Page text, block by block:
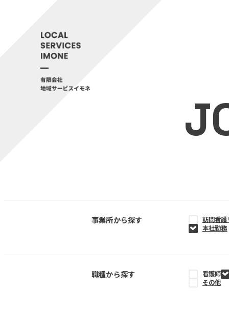
事業所から探す
訪問看
本社勤務
職種から探す
看護師
その他